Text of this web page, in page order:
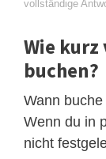
vollständige
Wie
buchen?
Wann
Wenn du in
nicht